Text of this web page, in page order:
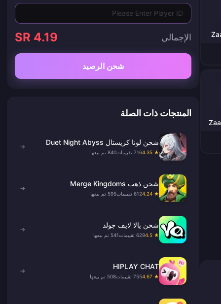
الإجمالي SR 4.19
شحن الرصيد
المنتجات ذات الصلة
شحن لونا كريستال Duet Night Abyss
★ 4.35 716 تقييمات 840 تم بيعها
→
شحن ذهب Merge Kingdoms
★ 4.24 612 تقييمات 595 تم بيعها
→
شحن يالا لايف جولد
★ 4.5 629 تقييمات 541 تم بيعها
→
HIPLAY CHAT
★ 4.67 755 تقييمات 508 تم بيعها
→